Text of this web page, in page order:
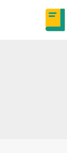
содержимому